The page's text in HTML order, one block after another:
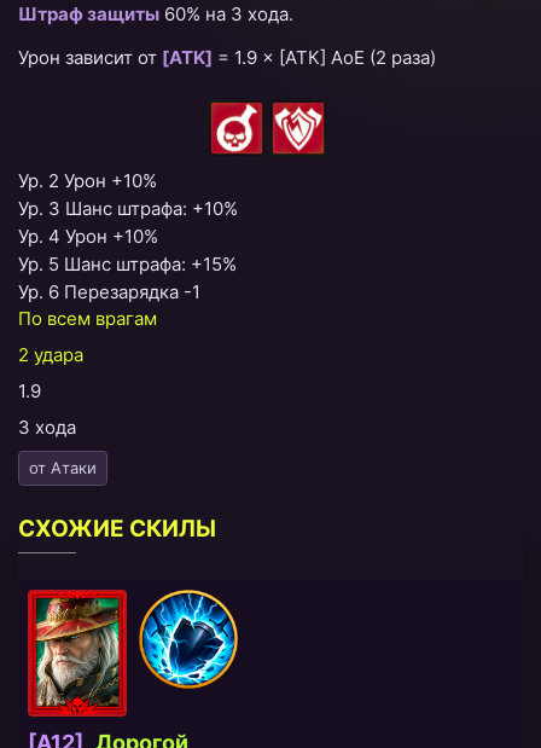
Штраф защиты 60% на 3 хода.
Урон зависит от [ATK] = 1.9 × [АТК] AoE (2 раза)
Ур. 2 Урон +10%
Ур. 3 Шанс штрафа: +10%
Ур. 4 Урон +10%
Ур. 5 Шанс штрафа: +15%
Ур. 6 Перезарядка -1
По всем врагам
2 удара
1.9
3 хода
от Атаки
СХОЖИЕ СКИЛЫ
[A12]
Дорогой